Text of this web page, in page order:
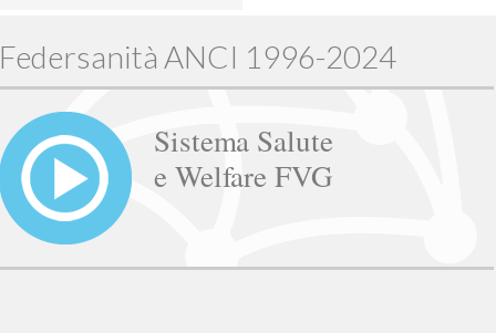
Federsanità ANCI 1996-2024
Sistema Salute
e Welfare FVG